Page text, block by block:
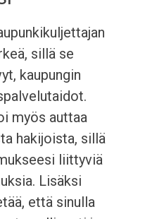
sillä se
kaupungin
myös auttaa
hakijoista, sillä
liittyviä
Lisäksi
että sinulla